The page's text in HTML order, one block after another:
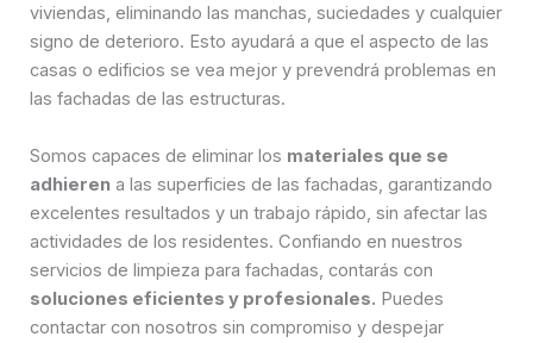
viviendas, eliminando las manchas, suciedades y cualquier
signo de deterioro. Esto ayudará a que el aspecto de las
casas o edificios se vea mejor y prevendrá problemas en
las fachadas de las estructuras.
Somos capaces de eliminar los materiales que se
adhieren a las superficies de las fachadas, garantizando
excelentes resultados y un trabajo rápido, sin afectar las
actividades de los residentes. Confiando en nuestros
servicios de limpieza para fachadas, contarás con
soluciones eficientes y profesionales. Puedes
contactar con nosotros sin compromiso y despejar